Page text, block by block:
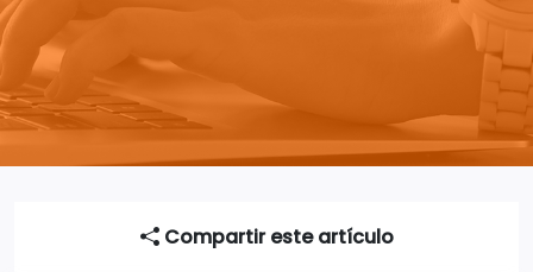
Compartir este artículo